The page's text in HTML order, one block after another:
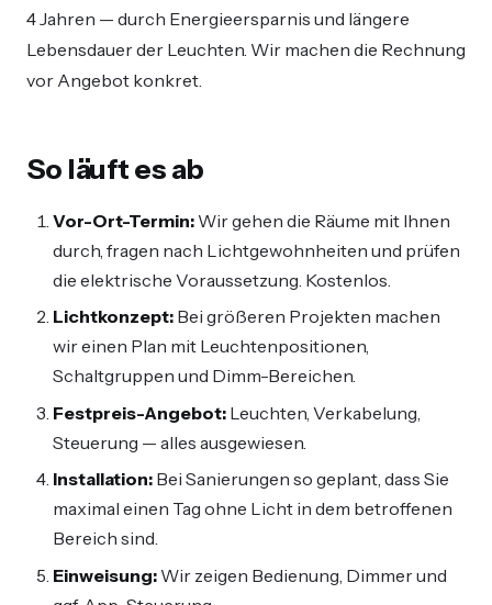
4 Jahren — durch Energieersparnis und längere
Lebensdauer der Leuchten. Wir machen die Rechnung
vor Angebot konkret.
So läuft es ab
Vor-Ort-Termin: Wir gehen die Räume mit Ihnen
durch, fragen nach Lichtgewohnheiten und prüfen
die elektrische Voraussetzung. Kostenlos.
Lichtkonzept: Bei größeren Projekten machen
wir einen Plan mit Leuchtenpositionen,
Schaltgruppen und Dimm-Bereichen.
Festpreis-Angebot: Leuchten, Verkabelung,
Steuerung — alles ausgewiesen.
Installation: Bei Sanierungen so geplant, dass Sie
maximal einen Tag ohne Licht in dem betroffenen
Bereich sind.
Einweisung: Wir zeigen Bedienung, Dimmer und